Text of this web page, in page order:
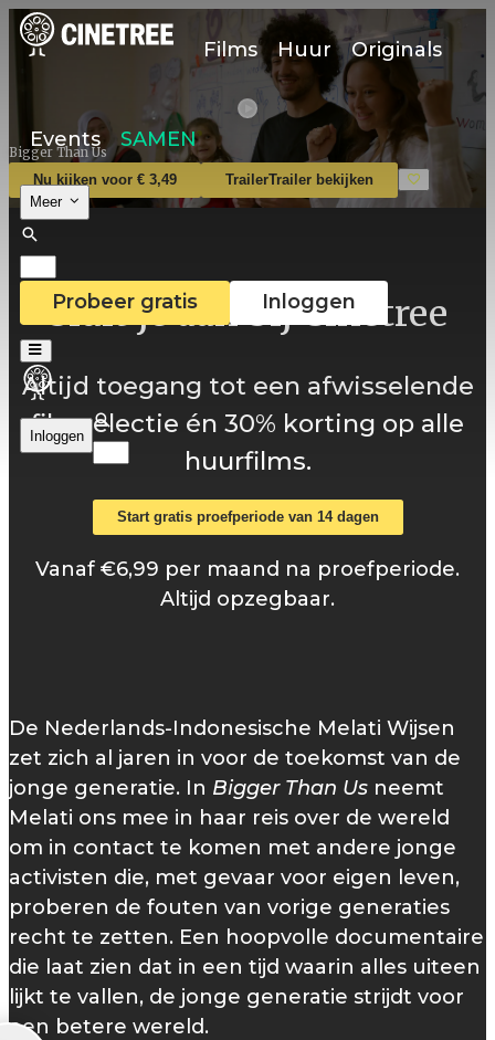
Films Huur Originals
Events SAMEN
Meer
Probeer gratis Inloggen
Inloggen
Bigger Than Us
Nu kijken voor € 3,49 TrailerTrailer bekijken
Sluit je aan bij Cinetree
Altijd toegang tot een afwisselende
filmselectie én 30% korting op alle
huurfilms.
Start gratis proefperiode van 14 dagen
Vanaf €6,99 per maand na proefperiode.
Altijd opzegbaar.
De Nederlands-Indonesische Melati Wijsen
zet zich al jaren in voor de toekomst van de
jonge generatie. In Bigger Than Us neemt
Melati ons mee in haar reis over de wereld
om in contact te komen met andere jonge
activisten die, met gevaar voor eigen leven,
proberen de fouten van vorige generaties
recht te zetten. Een hoopvolle documentaire
die laat zien dat in een tijd waarin alles uiteen
lijkt te vallen, de jonge generatie strijdt voor
een betere wereld.